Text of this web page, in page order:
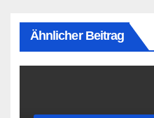
Ähnlicher Beitrag